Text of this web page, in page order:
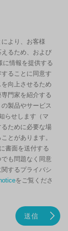
より、お客様
るため、および
に情報を提供する
ることに同意す
向上させるため
門家を紹介する
製品やサービス
らせします（マ
ために必要な場
とがあります。
書面を送付する
も問題なく同意
するプライバシ
をご覧くださ